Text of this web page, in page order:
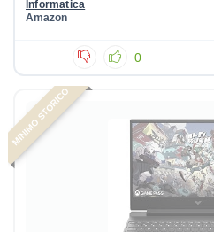
Informatica
Amazon
0
MINIMO STORICO